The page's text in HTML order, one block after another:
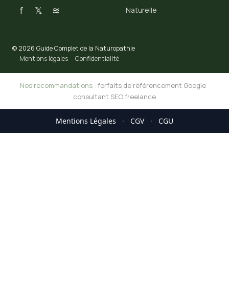
f 𝕏 ≋
Naturelle
© 2026 Guide Complet de la Naturopathie
Mentions légales
Confidentialité
Nos recommandations : forfaits de référencement Google ·
consultant SEO freelance
Mentions Légales · CGV · CGU